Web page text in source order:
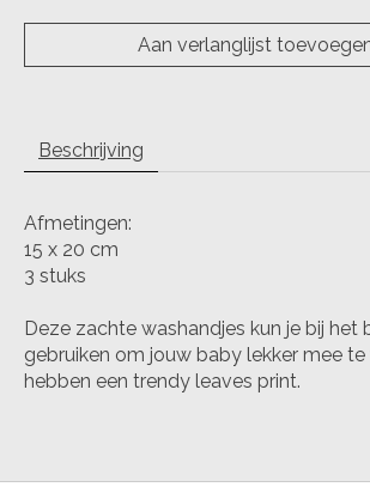
Aan verlanglijst
Beschrijving
Afmetingen:
15 x 20 cm
3 stuks
Deze zachte washandjes kun je bij het
gebruiken om jouw baby lekker mee te
hebben een trendy leaves print.